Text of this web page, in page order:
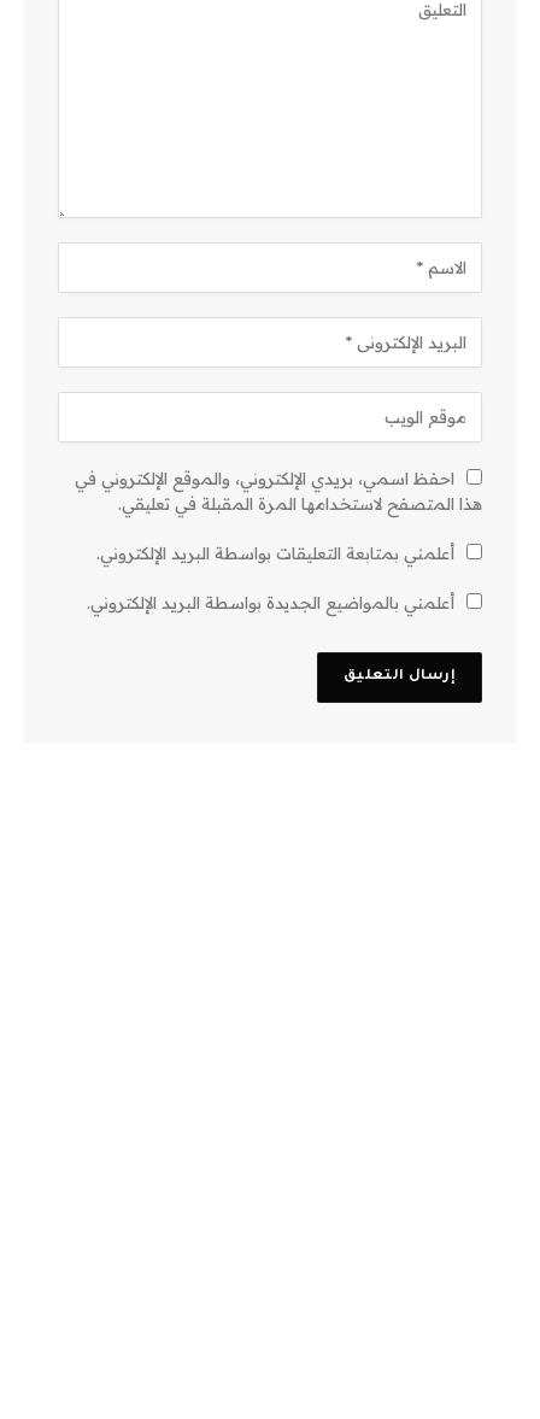
احفظ اسمي، بريدي الإلكتروني، والموقع الإلكتروني في
هذا المتصفح لاستخدامها المرة المقبلة في تعليقي.
أعلمني بمتابعة التعليقات بواسطة البريد الإلكتروني.
أعلمني بالمواضيع الجديدة بواسطة البريد الإلكتروني.